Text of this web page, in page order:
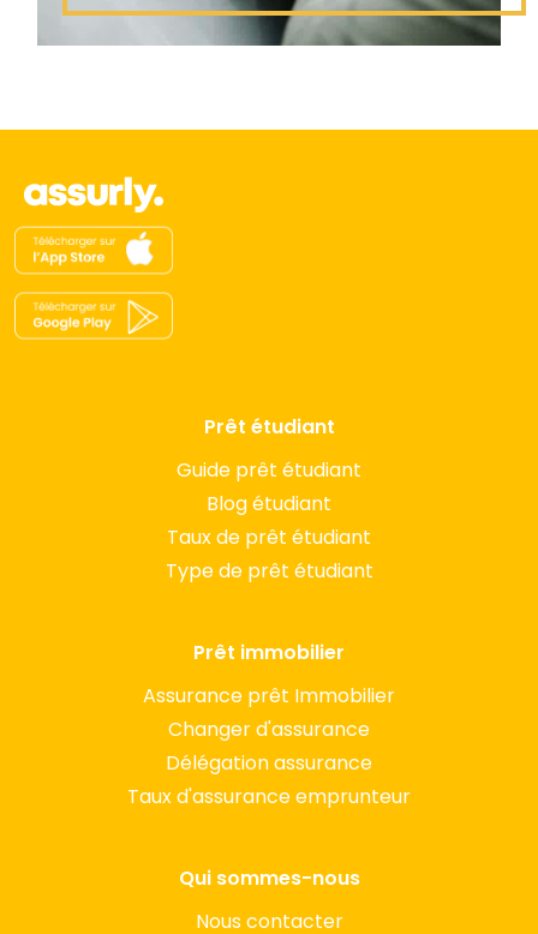
Prêt étudiant
Guide prêt étudiant
Blog étudiant
Taux de prêt étudiant
Type de prêt étudiant
Prêt immobilier
Assurance prêt Immobilier
Changer d'assurance
Délégation assurance
Taux d'assurance emprunteur
Qui sommes-nous
Nous contacter